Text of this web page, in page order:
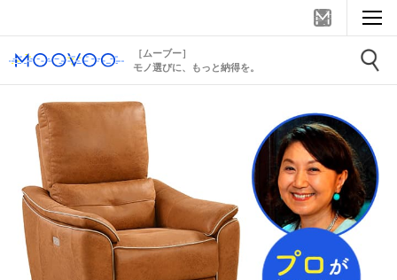
［ムーブー］
モノ選びに、もっと納得を。